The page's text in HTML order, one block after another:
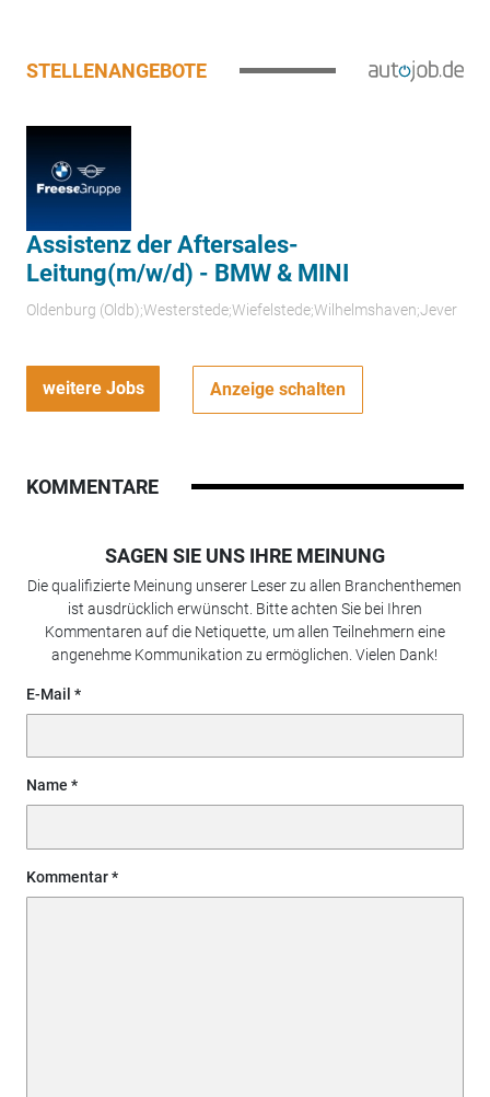
STELLENANGEBOTE
Assistenz der Aftersales-
Leitung(m/w/d) - BMW & MINI
Oldenburg (Oldb);Westerstede;Wiefelstede;Wilhelmshaven;Jever
weitere Jobs Anzeige schalten
KOMMENTARE
SAGEN SIE UNS IHRE MEINUNG
Die qualifizierte Meinung unserer Leser zu allen Branchenthemen
ist ausdrücklich erwünscht. Bitte achten Sie bei Ihren
Kommentaren auf die Netiquette, um allen Teilnehmern eine
angenehme Kommunikation zu ermöglichen. Vielen Dank!
E-Mail
Name
Kommentar